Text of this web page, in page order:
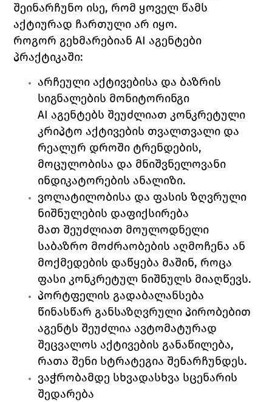
შეინარჩუნო ისე, რომ ყოველ წამს
აქტიურად ჩართული არ იყო.
როგორ გეხმარებიან AI აგენტები
პრაქტიკაში:
არჩეული აქტივებისა და ბაზრის
სიგნალების მონიტორინგი
AI აგენტებს შეუძლიათ კონკრეტული
კრიპტო აქტივების თვალთვალი და
რეალურ დროში ტრენდების,
მოცულობისა და მნიშვნელოვანი
ინდიკატორების ანალიზი.
ვოლატილობისა და ფასის ზღვრული
ნიშნულების დაფიქსირება
მათ შეუძლიათ მოულოდნელი
საბაზრო მოძრაობების აღმოჩენა ან
მოქმედების დაწყება მაშინ, როცა
ფასი კონკრეტულ ნიშნულს მიაღწევს.
პორტფელის გადაბალანსება
წინასწარ განსაზღვრული პირობებით
აგენტს შეუძლია ავტომატურად
შეცვალოს აქტივების განაწილება,
რათა შენი სტრატეგია შენარჩუნდეს.
ვაჭრობამდე სხვადასხვა სცენარის
შედარება